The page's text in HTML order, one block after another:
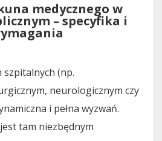
medycznego w
– specyfika i
szpitalnych (np.
neurologicznym czy
i pełna wyzwań.
tam niezbędnym